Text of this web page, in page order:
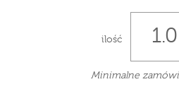
ilość
Minimalne